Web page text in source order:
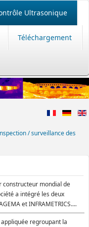
Ultrasonique
Téléchargement
/ surveillance des
constructeur mondial de
a intégré les deux
et INFRAMETRICS....
regroupant la